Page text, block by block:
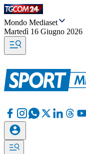
Mondo Mediaset
Martedì 16 Giugno 2026